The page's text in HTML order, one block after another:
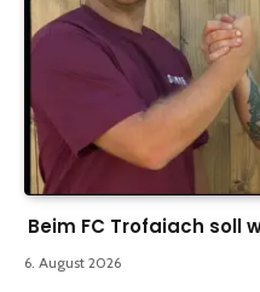
Beim FC Trofaiach soll
6. August 2026